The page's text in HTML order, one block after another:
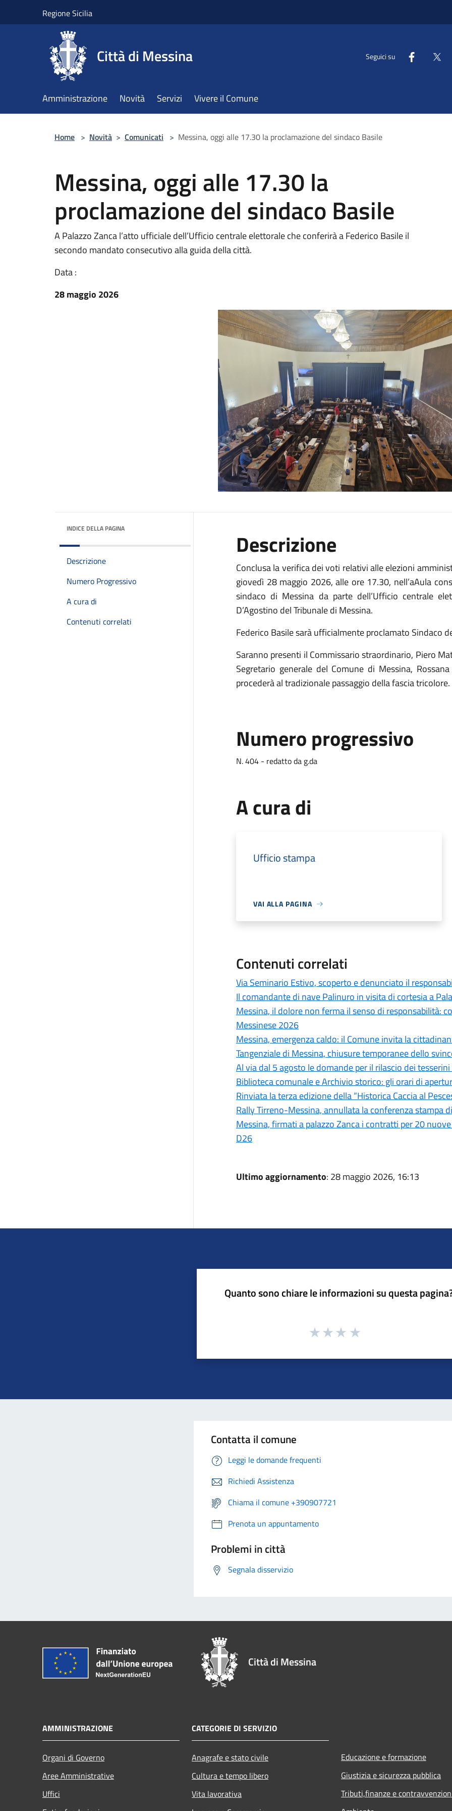
Regione Sicilia
Città di Messina Seguici su
Amministrazione Novità Servizi Vivere il Comune
Home > Novità > Comunicati > Messina, oggi alle 17.30 la proclamazione del sindaco Basile
Messina, oggi alle 17.30 la
proclamazione del sindaco Basile
A Palazzo Zanca l’atto ufficiale dell’Ufficio centrale elettorale che conferirà a Federico Basile il
secondo mandato consecutivo alla guida della città.
Data :
28 maggio 2026
INDICE DELLA PAGINA
Descrizione
Numero Progressivo
A cura di
Contenuti correlati
Descrizione
Conclusa la verifica dei voti relativi alle elezioni
giovedì 28 maggio 2026, alle ore 17.30, nell’aAula
sindaco di Messina da parte dell’Ufficio centrale
D’Agostino del Tribunale di Messina.
Federico Basile sarà ufficialmente proclamato Sindaco
Saranno presenti il Commissario straordinario, Piero
Segretario generale del Comune di Messina,
procederà al tradizionale passaggio della fascia tricolore.
Numero progressivo
N. 404 - redatto da g.da
A cura di
Ufficio stampa
VAI ALLA PAGINA
Contenuti correlati
Via Seminario Estivo, scoperto e denunciato il
Il comandante di nave Palinuro in visita di cortesia a
Messina, il dolore non ferma il senso di responsabilità:
Messinese 2026
Messina, emergenza caldo: il Comune invita la
Tangenziale di Messina, chiusure temporanee dello
Al via dal 5 agosto le domande per il rilascio dei
Biblioteca comunale e Archivio storico: gli orari di
Rinviata la terza edizione della “Historica Caccia al
Rally Tirreno-Messina, annullata la conferenza stampa
Messina, firmati a palazzo Zanca i contratti per 20
D26
Ultimo aggiornamento: 28 maggio 2026, 16:13
Quanto sono chiare le informazioni su questa
Contatta il comune
Leggi le domande frequenti
Richiedi Assistenza
Chiama il comune +390907721
Prenota un appuntamento
Problemi in città
Segnala disservizio
Città di Messina
AMMINISTRAZIONE
Organi di Governo
Aree Amministrative
Uffici
CATEGORIE DI SERVIZIO
Anagrafe e stato civile
Cultura e tempo libero
Vita lavorativa
Educazione e formazione
Giustizia e sicurezza pubblica
Tributi,finanze e